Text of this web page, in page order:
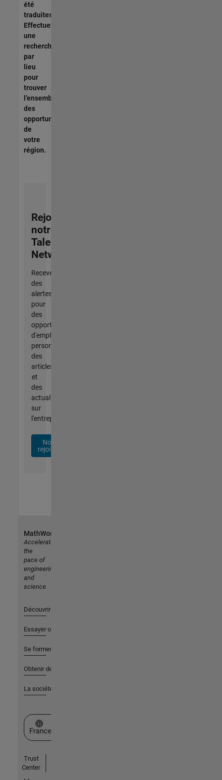
été
traduites.
Effectuez
une
recherche
par
lieu
pour
trouver
l’ensemble
des
opportunités
de
votre
région.
Rejoignez
notre
Talent
Network
Recevez
des
alertes
pour
des
opportunités
d'emploi
personnalisées,
des
articles
et
des
actualités
sur
l'entreprise.
Nous
rejoindre
MathWorks
Accelerating
the
pace of
engineering
and
science
Découvrir les produits
Essayer ou acheter
Se former
Obtenir de l'aide
La société
Sélectionner un site web
France
Trust
Center